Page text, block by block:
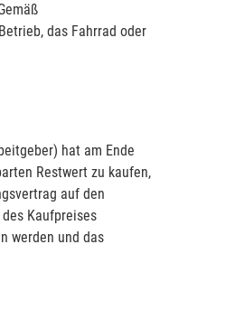
das Fahrrad oder
hat am Ende
Restwert zu kaufen,
auf den
Kaufpreises
werden und das